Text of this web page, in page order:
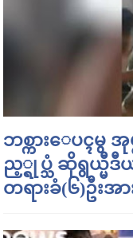
ဘစ္ကားေပၚမွ
ည့္ရုပ္သံ ဆိုရွယ္မီဒီ
တရားခံ(၆)ဦးအ